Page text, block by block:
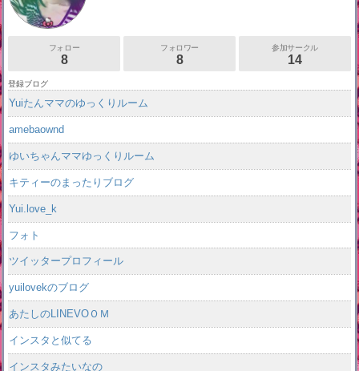
フォロー
8
フォロワー
8
参加サークル
14
登録ブログ
Yuiたんママのゆっくりルーム
amebaownd
ゆいちゃんママゆっくりルーム
キティーのまったりブログ
Yui.love_k
フォト
ツイッタープロフィール
yuilovekのブログ
あたしのLINEVOＯＭ
インスタと似てる
インスタみたいなの